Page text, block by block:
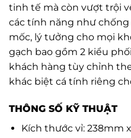
tinh tế mà còn vượt trội
các tính năng như
mốc, lý tưởng cho mọi
gạch bao gồm 2 kiểu
khách hàng tùy chỉnh
khác biệt cá tính riêng
THÔNG SỐ KỸ THUẬT
Kích thước vỉ: 238mm